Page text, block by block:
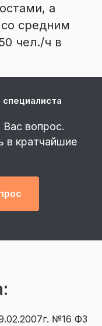
а
средним
чел./ч в
специалиста
вопрос.
в кратчайшие
№16 ФЗ